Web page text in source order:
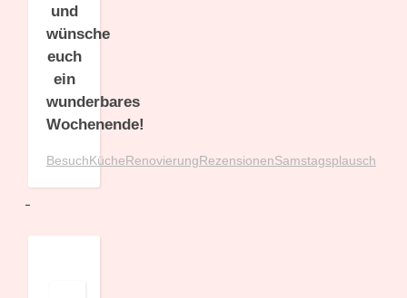
und
wünsche
euch
ein
wunderbares
Wochenende!
BesuchKücheRenovierungRezensionenSamstagsplausch